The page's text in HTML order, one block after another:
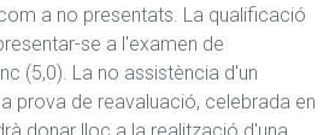
a no presentats. La qualificació
se a l'examen de
(5,0). La no assistència d'un
prova de reavaluació, celebrada en